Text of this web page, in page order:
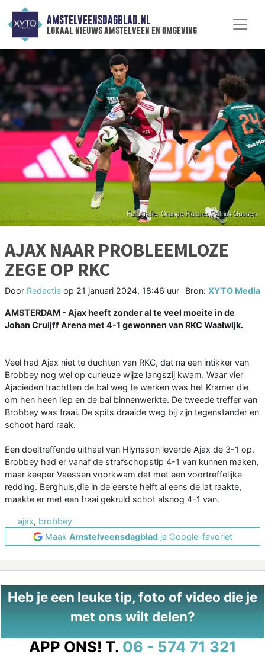
AMSTELVEENSDAGBLAD.NL
lokaal nieuws amstelveen en omgeving
AJAX NAAR PROBLEEMLOZE
ZEGE OP RKC
Door Redactie op 21 januari 2024, 18:46 uur Bron: XYTO Media
AMSTERDAM - Ajax heeft zonder al te veel moeite in de
Johan Cruijff Arena met 4-1 gewonnen van RKC Waalwijk.
Veel had Ajax niet te duchten van RKC, dat na een intikker van
Brobbey nog wel op curieuze wijze langszij kwam. Waar vier
Ajacieden trachtten de bal weg te werken was het Kramer die
om hen heen liep en de bal binnenwerkte. De tweede treffer van
Brobbey was fraai. De spits draaide weg bij zijn tegenstander en
schoot hard raak.
Een doeltreffende uithaal van Hlynsson leverde Ajax de 3-1 op.
Brobbey had er vanaf de strafschopstip 4-1 van kunnen maken,
maar keeper Vaessen voorkwam dat met een voortreffelijke
redding. Berghuis,die in de eerste helft al eens de lat raakte,
maakte er met een fraai gekruld schot alsnog 4-1 van.
ajax, brobbey
Maak Amstelveensdagbladje Google-favoriet
Heb je een leuke tip, foto of video die je
met ons wilt delen?
APP ONS! T. 06 - 574 71 321